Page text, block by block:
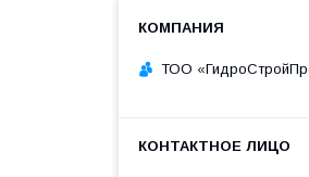
ТОО